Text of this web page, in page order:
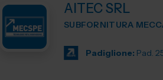
AITEC SRL
SUBFORNITURA
Padiglione: Pad.